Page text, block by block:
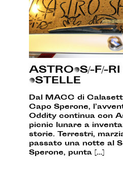
ASTRO•S/-F/-
•STELLE
Dal MACC di
Capo Sperone,
Oddity continua con
picnic lunare a
storie. Terrestri,
passato una notte al
Sperone, punta […]